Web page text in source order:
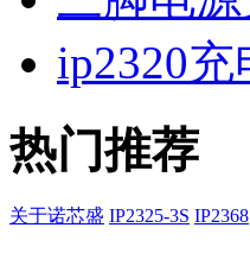
ip2320充
热门推荐
关于诺芯盛 IP2325-3S IP2368